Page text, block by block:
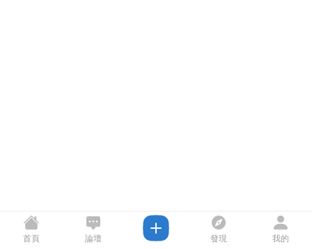
首頁 論壇 發現 我的